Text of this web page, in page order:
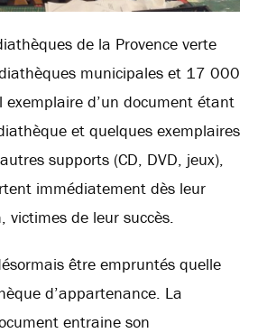
de la Provence verte
municipales et 17 000
exemplaire d’un document étant
et quelques exemplaires
supports (CD, DVD, jeux),
immédiatement dès leur
victimes de leur succès.
être empruntés quelle
d’appartenance. La
entraine son